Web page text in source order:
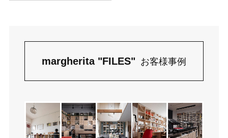
margherita "FILES" お客様事例